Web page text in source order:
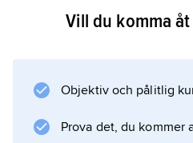
De är relativt stora
smala. Mott är
hopspunna blad. Flera
Vill du komma
Objektiv och pålitlig
Prova det, du kommer